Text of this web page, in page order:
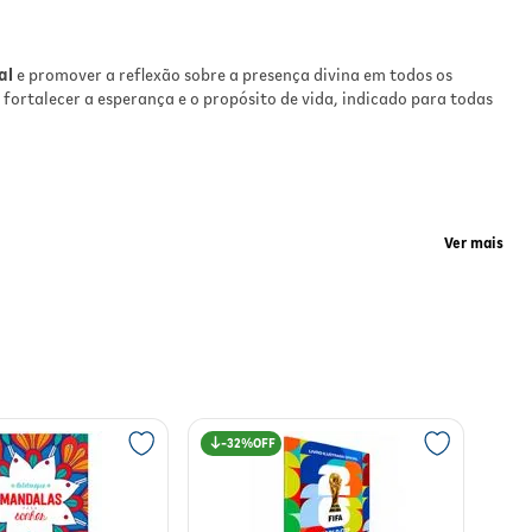
e promover a reflexão sobre a presença divina em todos os
a esperança e o propósito de vida, indicado para todas
de oração ou leitura devocional em grupo,
Ver mais
32%